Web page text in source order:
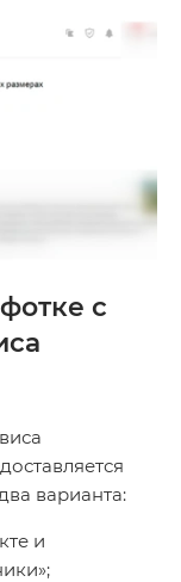
с
варианта:
и